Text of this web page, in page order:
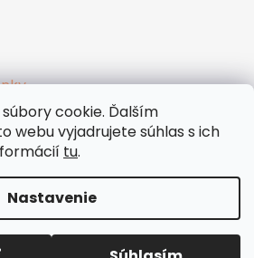
cookie. Ďalším
webu vyjadrujete súhlas s ich
tu.
Nastavenie
osobných údajov
Vytvoril Shoptet